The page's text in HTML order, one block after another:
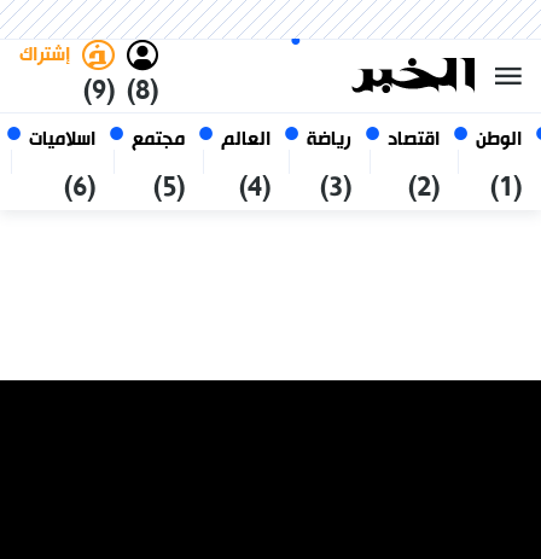
الوطن
(1)
اقتصاد
(2)
رياضة
(3)
العالم
(4)
مجتمع
(5)
اسلاميات
(6)
(8)
إشتراك
(9)
07 أغسطس 2026
الجزائر